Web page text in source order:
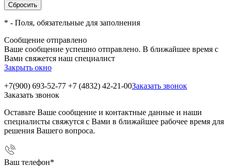
* - Поля, обязательные для заполнения
Сообщение отправлено
Ваше сообщение успешно отправлено. В ближайшее время с
Вами свяжется наш специалист
Закрыть окно
+7(900) 693-52-77 +7 (4832) 42-21-00Заказать звонок
Заказать звонок
Оставьте Ваше сообщение и контактные данные и наши
специалисты свяжутся с Вами в ближайшее рабочее время для
решения Вашего вопроса.
Ваш телефон*